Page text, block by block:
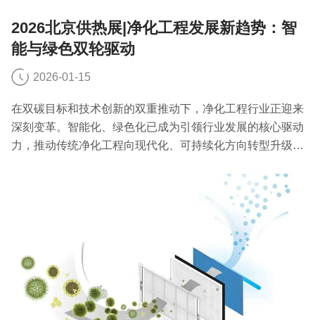
2026北京供热展|净化工程发展新趋势：智
能与绿色双轮驱动
2026-01-15
在双碳目标和技术创新的双重推动下，净化工程行业正迎来
深刻变革。智能化、绿色化已成为引领行业发展的核心驱动
力，推动传统净化工程向现代化、可持续化方向转型升级。